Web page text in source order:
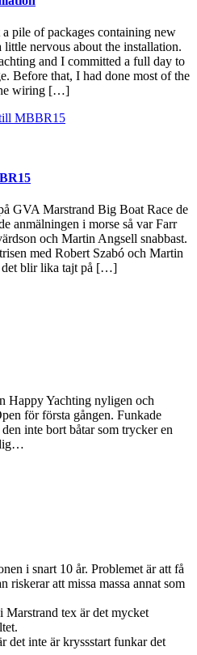
pile of packages containing new
nervous about the installation.
and I committed a full day to
Before that, I had done most of the
wiring […]
GVA Marstrand Big Boat Race de
anmälningen i morse så var Farr
och Martin Angsell snabbast.
med Robert Szabó och Martin
det blir lika tajt på […]
Happy Yachting nyligen och
för första gången. Funkade
inte bort båtar som trycker en
i snart 10 år. Problemet är att få
riskerar att missa massa annat som
Marstrand tex är det mycket
det inte är kryssstart funkar det